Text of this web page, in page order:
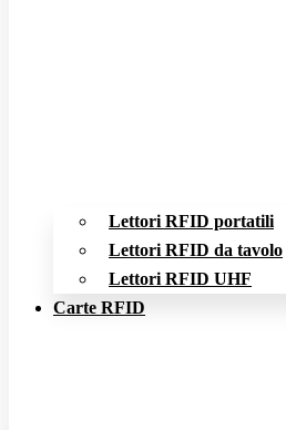
Lettori RFID portatili
Lettori RFID da tavolo
Lettori RFID UHF
Carte RFID